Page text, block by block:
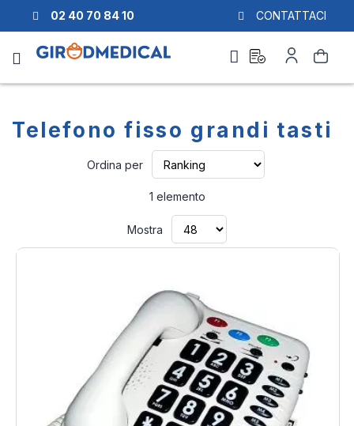
02 40 70 84 10 CONTATTACI
Cerca
preventivo
mio
Account
Telefono fisso grandi tasti
Ordina per
1 elemento
Mostra